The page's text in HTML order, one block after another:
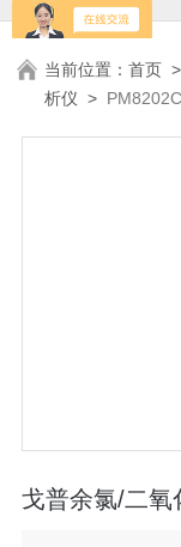
当前位置：首页 >
析仪 >
戈普余氯/二氧